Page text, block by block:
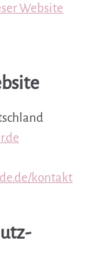
Website
kontakt